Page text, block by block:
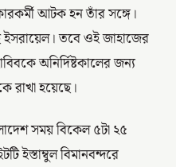
আটক হন তাঁর সঙ্গে।
তবে ওই জাহাজের
অনির্দিষ্টকালের জন্য
রাখা হয়েছে।
সময় বিকেল ৫টা ২৫
ইস্তাম্বুল বিমানবন্দরে